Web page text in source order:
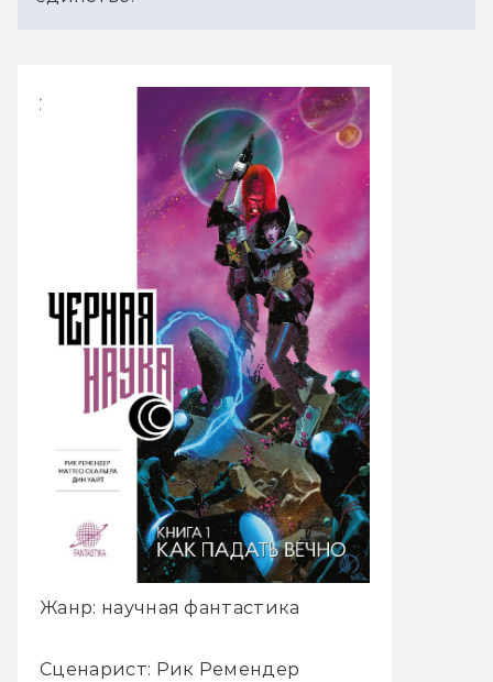
Жанр: научная фантастика
Сценарист: Рик Ремендер